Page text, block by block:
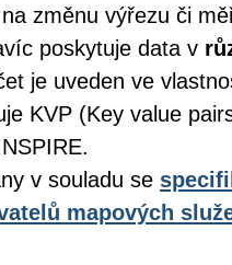
změnu výřezu či
poskytuje data v
je uveden ve
KVP (Key value
v souladu se
mapových